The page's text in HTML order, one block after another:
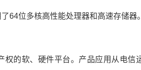
64位多核高性能处理器和高速存储器。
权的软、硬件平台。产品应用从电